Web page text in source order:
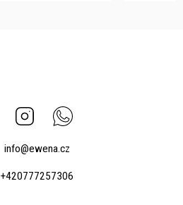
Facebook Instagram
info@ewena.cz
+420777257306